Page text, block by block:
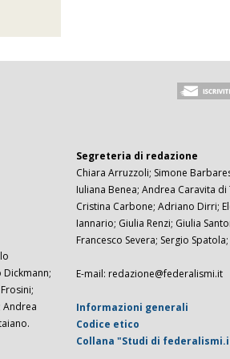
Dickmann;
Andrea
Segreteria di redazione
Chiara Arruzzoli; Simone
Iuliana Benea; Andrea Caravita
Cristina Carbone; Adriano Dirri;
Iannario; Giulia Renzi; Giulia
Francesco Severa; Sergio
E-mail: redazione@federalismi.it
Informazioni generali
Codice etico
Collana "Studi di